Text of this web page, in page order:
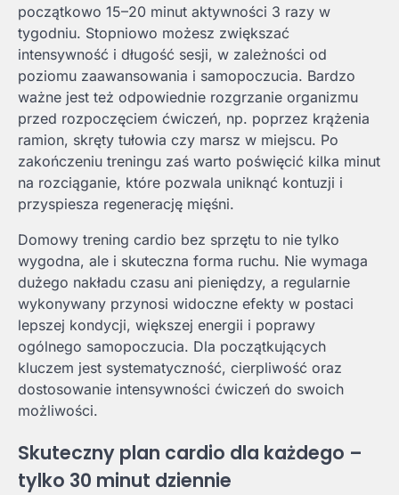
początkowo 15–20 minut aktywności 3 razy w
tygodniu. Stopniowo możesz zwiększać
intensywność i długość sesji, w zależności od
poziomu zaawansowania i samopoczucia. Bardzo
ważne jest też odpowiednie rozgrzanie organizmu
przed rozpoczęciem ćwiczeń, np. poprzez krążenia
ramion, skręty tułowia czy marsz w miejscu. Po
zakończeniu treningu zaś warto poświęcić kilka minut
na rozciąganie, które pozwala uniknąć kontuzji i
przyspiesza regenerację mięśni.
Domowy trening cardio bez sprzętu to nie tylko
wygodna, ale i skuteczna forma ruchu. Nie wymaga
dużego nakładu czasu ani pieniędzy, a regularnie
wykonywany przynosi widoczne efekty w postaci
lepszej kondycji, większej energii i poprawy
ogólnego samopoczucia. Dla początkujących
kluczem jest systematyczność, cierpliwość oraz
dostosowanie intensywności ćwiczeń do swoich
możliwości.
Skuteczny plan cardio dla każdego –
tylko 30 minut dziennie